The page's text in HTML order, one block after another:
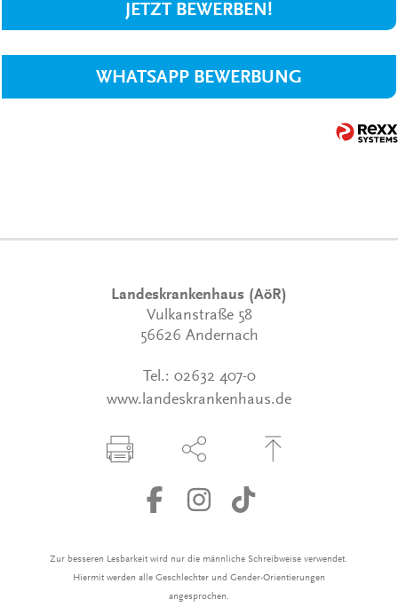
JETZT BEWERBEN!
WHATSAPP BEWERBUNG
Landeskrankenhaus (AöR)
Vulkanstraße 58
56626 Andernach
Tel.: 02632 407-0
www.landeskrankenhaus.de
Zur besseren Lesbarkeit wird nur die männliche Schreibweise verwendet.
Hiermit werden alle Geschlechter und Gender-Orientierungen
angesprochen.